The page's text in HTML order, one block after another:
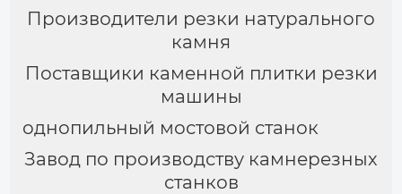
Производители резки натурального
камня
Поставщики каменной плитки резки
машины
однопильный мостовой станок
Завод по производству камнерезных
станков